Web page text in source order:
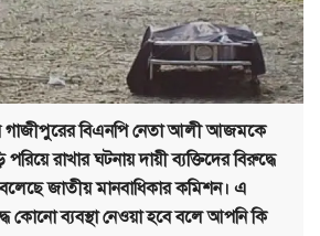
গাজীপুরের বিএনপি নেতা আলী আজমকে
রাখার ঘটনায় দায়ী ব্যক্তিদের বিরুদ্ধে
জাতীয় মানবাধিকার কমিশন। এ
কোনো ব্যবস্থা নেওয়া হবে বলে আপনি কি